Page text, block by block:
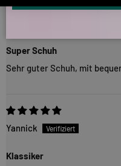
Super Schuh
Sehr guter Schuh, mit
Yannick
Klassiker